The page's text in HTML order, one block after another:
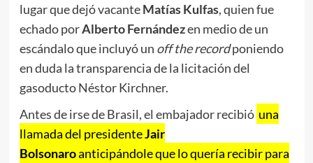
lugar que dejó vacanteMatías Kulfas, quien fue
echado porAlberto Fernándezen medio de un
escándalo que incluyó un off the recordponiendo
en duda la transparencia de la licitación del
gasoducto Néstor Kirchner.
Antes de irse de Brasil, el embajador recibió una
llamada del presidenteJair
Bolsonaroanticipándole que lo quería recibir para